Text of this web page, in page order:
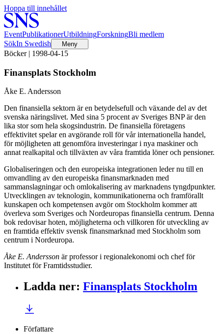
Hoppa till innehållet
EventPublikationerUtbildningForskningBli medlem
SökIn Swedish Meny
Böcker | 1998-04-15
Finansplats Stockholm
Åke E. Andersson
Den finansiella sektorn är en betydelsefull och växande del av det
svenska näringslivet. Med sina 5 procent av Sveriges BNP är den
lika stor som hela skogsindustrin. De finansiella företagens
effektivitet spelar en avgörande roll för vår internationella handel,
för möjligheten att genomföra investeringar i nya maskiner och
annat realkapital och tillväxten av våra framtida löner och pensioner.
Globaliseringen och den europeiska integrationen leder nu till en
omvandling av den europeiska finansmarknaden med
sammanslagningar och omlokalisering av marknadens tyngdpunkter.
Utvecklingen av teknologin, kommunikationerna och framförallt
kunskapen och kompetensen avgör om Stockholm kommer att
överleva som Sveriges och Nordeuropas finansiella centrum. Denna
bok redovisar hoten, möjligheterna och villkoren för utveckling av
en framtida effektiv svensk finansmarknad med Stockholm som
centrum i Nordeuropa.
Åke E. Andersson är professor i regionalekonomi och chef för
Institutet för Framtidsstudier.
Ladda ner: Finansplats Stockholm
Författare